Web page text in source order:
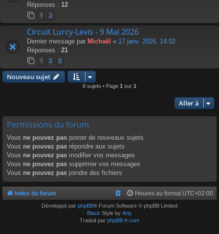
Réponses : 12
1 2
Circuit Lurcy-Levis - 9 Mai 2026
Dernier message par Michaël « 17 janv. 2026, 14:02
Réponses : 21
1 2 3
Nouveau sujet
8 sujets • Page 1 sur 1
Aller à
Permissions du forum
Vous ne pouvez pas poster de nouveaux sujets
Vous ne pouvez pas répondre aux sujets
Vous ne pouvez pas modifier vos messages
Vous ne pouvez pas supprimer vos messages
Vous ne pouvez pas joindre des fichiers
Index du forum Heures au format UTC+02:00
Développé par phpBB® Forum Software © phpBB Limited
Black Style by Arty
Traduit par phpBB-fr.com